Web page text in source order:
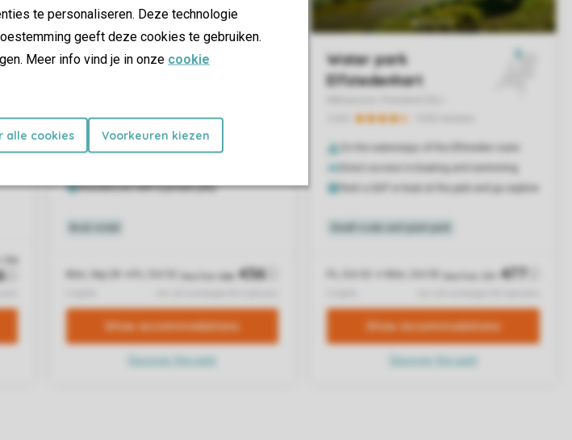
te personaliseren. Deze technologie
geeft deze cookies te gebruiken.
Meer info vind je in onze cookie
alle cookies Voorkeuren kiezen